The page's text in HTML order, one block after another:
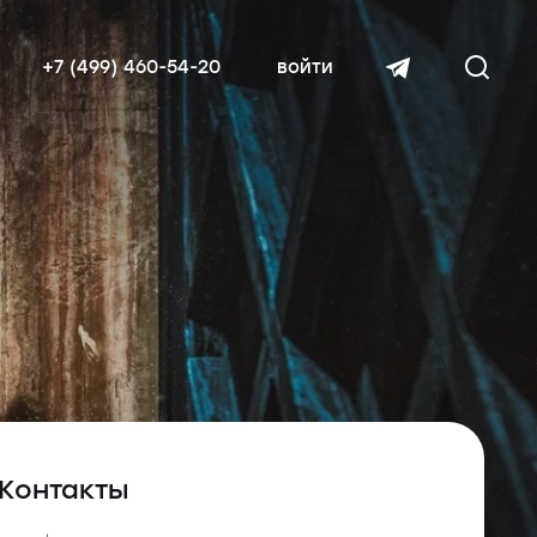
читать далее
+7 (499) 460-54-20 войти
Контакты